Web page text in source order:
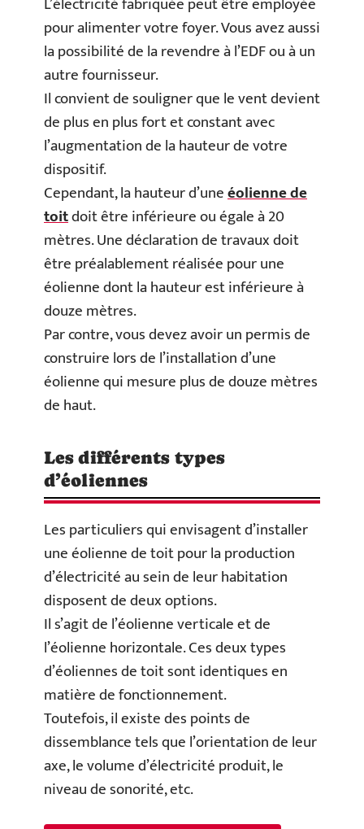
pour alimenter votre foyer. Vous avez aussi
la possibilité de la revendre à l’EDF ou à un
autre fournisseur.
Il convient de souligner que le vent devient
de plus en plus fort et constant avec
l’augmentation de la hauteur de votre
dispositif.
Cependant, la hauteur d’uneéolienne de
toitdoit être inférieure ou égale à 20
mètres. Une déclaration de travaux doit
être préalablement réalisée pour une
éolienne dont la hauteur est inférieure à
douze mètres.
Par contre, vous devez avoir un permis de
construire lors de l’installation d’une
éolienne qui mesure plus de douze mètres
de haut.
Les différents types
d’éoliennes
Les particuliers qui envisagent d’installer
une éolienne de toit pour la production
d’électricité au sein de leur habitation
disposent de deux options.
Il s’agit de l’éolienne verticale et de
l’éolienne horizontale. Ces deux types
d’éoliennes de toit sont identiques en
matière de fonctionnement.
Toutefois, il existe des points de
dissemblance tels que l’orientation de leur
axe, le volume d’électricité produit, le
niveau de sonorité, etc.